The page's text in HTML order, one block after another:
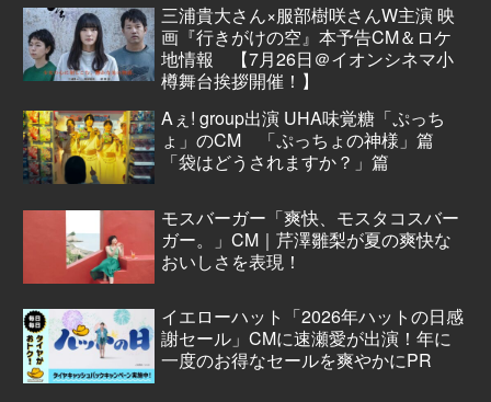
三浦貴大さん×服部樹咲さんW主演 映
画『行きがけの空』本予告CM＆ロケ
地情報 【7月26日＠イオンシネマ小
樽舞台挨拶開催！】
Aぇ! group出演 UHA味覚糖「ぷっち
ょ」のCM 「ぷっちょの神様」篇
「袋はどうされますか？」篇
モスバーガー「爽快、モスタコスバー
ガー。」CM｜芹澤雛梨が夏の爽快な
おいしさを表現！
イエローハット「2026年ハットの日感
謝セール」CMに速瀬愛が出演！年に
一度のお得なセールを爽やかにPR